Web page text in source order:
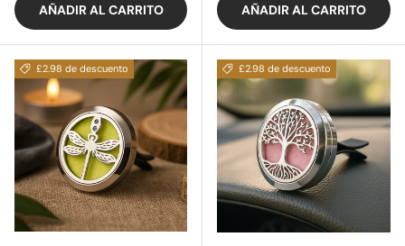
AÑADIR AL CARRITO AÑADIR AL CARRITO
£2.98 de descuento £2.98 de descuento